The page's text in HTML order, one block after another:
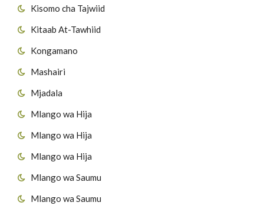
Kisomo cha Tajwiid
Kitaab At-Tawhiid
Kongamano
Mashairi
Mjadala
Mlango wa Hija
Mlango wa Hija
Mlango wa Hija
Mlango wa Saumu
Mlango wa Saumu